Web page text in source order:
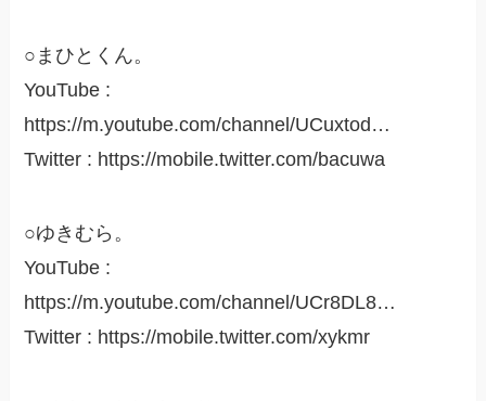
○まひとくん。
YouTube :
https://m.youtube.com/channel/UCuxtod…
Twitter : https://mobile.twitter.com/bacuwa
○ゆきむら。
YouTube :
https://m.youtube.com/channel/UCr8DL8…
Twitter : https://mobile.twitter.com/xykmr